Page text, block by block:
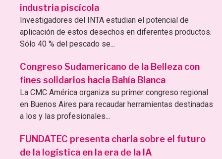
industria piscícola
Investigadores del INTA estudian el potencial de
aplicación de estos desechos en diferentes productos.
Sólo 40 % del pescado se...
Congreso Sudamericano de la Belleza con
fines solidarios hacia Bahía Blanca
La CMC América organiza su primer congreso regional
en Buenos Aires para recaudar herramientas destinadas
a los y las profesionales...
FUNDATEC presenta charla sobre el futuro
de la logística en la era de la IA